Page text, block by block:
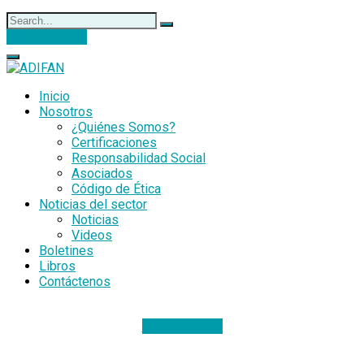
Inicio
Nosotros
¿Quiénes Somos?
Certificaciones
Responsabilidad Social
Asociados
Código de Ética
Noticias del sector
Noticias
Videos
Boletines
Libros
Contáctenos